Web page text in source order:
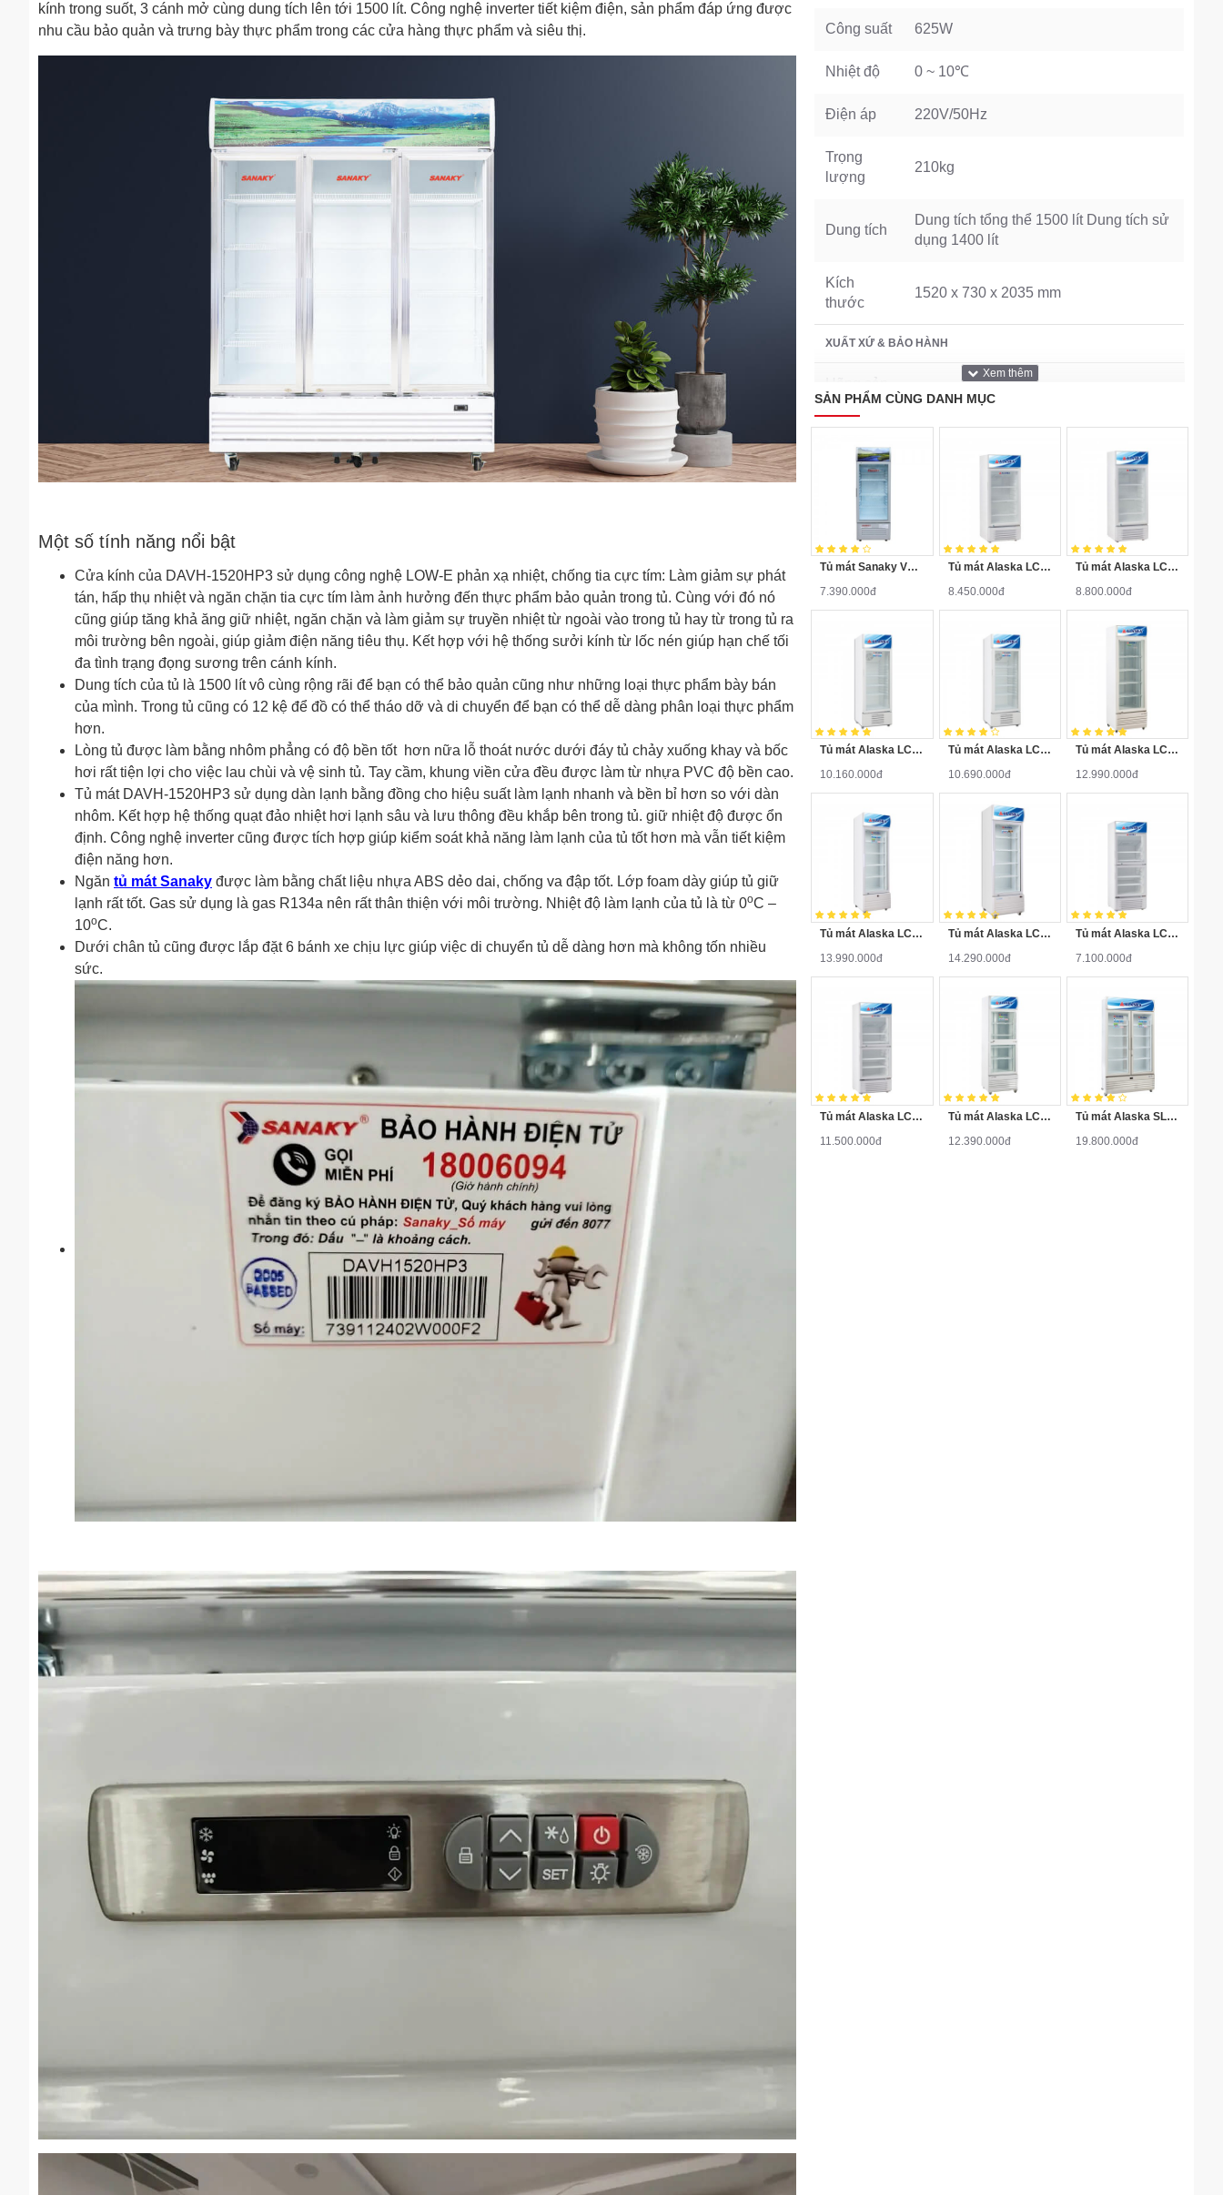
kính trong suốt, 3 cánh mở cùng dung tích lên tới 1500 lít. Công nghệ inverter tiết kiệm điện, sản phẩm đáp ứng được
nhu cầu bảo quản và trưng bày thực phẩm trong các cửa hàng thực phẩm và siêu thị.
Một số tính năng nổi bật
Cửa kính của DAVH-1520HP3 sử dụng công nghệ LOW-E phản xạ nhiệt, chống tia cực tím: Làm giảm sự phát
tán, hấp thụ nhiệt và ngăn chặn tia cực tím làm ảnh hưởng đến thực phẩm bảo quản trong tủ. Cùng với đó nó
cũng giúp tăng khả ăng giữ nhiệt, ngăn chặn và làm giảm sự truyền nhiệt từ ngoài vào trong tủ hay từ trong tủ ra
môi trường bên ngoài, giúp giảm điện năng tiêu thụ. Kết hợp với hệ thống sưởi kính từ lốc nén giúp hạn chế tối
đa tình trạng đọng sương trên cánh kính.
Dung tích của tủ là 1500 lít vô cùng rộng rãi để bạn có thể bảo quản cũng như những loại thực phẩm bày bán
của mình. Trong tủ cũng có 12 kệ để đồ có thể tháo dỡ và di chuyển để bạn có thể dễ dàng phân loại thực phẩm
hơn.
Lòng tủ được làm bằng nhôm phẳng có độ bền tốt hơn nữa lỗ thoát nước dưới đáy tủ chảy xuống khay và bốc
hơi rất tiện lợi cho việc lau chùi và vệ sinh tủ. Tay cầm, khung viền cửa đều được làm từ nhựa PVC độ bền cao.
Tủ mát DAVH-1520HP3 sử dụng dàn lạnh bằng đồng cho hiệu suất làm lạnh nhanh và bền bỉ hơn so với dàn
nhôm. Kết hợp hệ thống quạt đảo nhiệt hơi lạnh sâu và lưu thông đều khắp bên trong tủ. giữ nhiệt độ được ổn
định. Công nghệ inverter cũng được tích hợp giúp kiểm soát khả năng làm lạnh của tủ tốt hơn mà vẫn tiết kiệm
điện năng hơn.
Ngăn tủ mát Sanaky được làm bằng chất liệu nhựa ABS dẻo dai, chống va đập tốt. Lớp foam dày giúp tủ giữ
lạnh rất tốt. Gas sử dụng là gas R134a nên rất thân thiện với môi trường. Nhiệt độ làm lạnh của tủ là từ 0oC –
10oC.
Dưới chân tủ cũng được lắp đặt 6 bánh xe chịu lực giúp việc di chuyển tủ dễ dàng hơn mà không tốn nhiều
sức.
Công suất 625W
Nhiệt độ 0 ~ 10℃
Điện áp 220V/50Hz
Trọng
lượng
210kg
Dung tích
Dung tích tổng thể 1500 lít Dung tích sử
dụng 1400 lít
Kích
thước
1520 x 730 x 2035 mm
XUẤT XỨ & BẢO HÀNH
xuất
Sanaky
Bảo hành
THÔNG SỐ TỦ MÁT
Số cánh 3
SẢN PHẨM CÙNG DANH MỤC
Tủ mát Sanaky VH-168K
7.390.000đ
Tủ mát Alaska LC-1416B
8.450.000đ
Tủ mát Alaska LC-233B
8.800.000đ
Tủ mát Alaska LC-433H
10.160.000đ
Tủ mát Alaska LC-533H
10.690.000đ
Tủ mát Alaska LC-743H
12.990.000đ
Tủ mát Alaska LC-833C
13.990.000đ
Tủ mát Alaska LC-933C
14.290.000đ
Tủ mát Alaska LC-433DB
7.100.000đ
Tủ mát Alaska LC-533DB
11.500.000đ
Tủ mát Alaska LC-743DB
12.390.000đ
Tủ mát Alaska SL-7C
19.800.000đ